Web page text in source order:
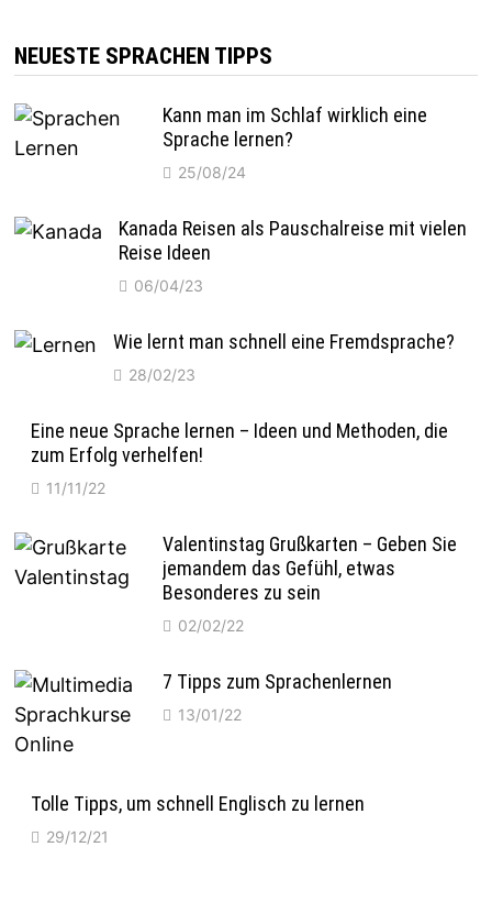
NEUESTE SPRACHEN TIPPS
Kann man im Schlaf wirklich eine
Sprache lernen?
25/08/24
Kanada Reisen als Pauschalreise mit vielen
Reise Ideen
06/04/23
Wie lernt man schnell eine Fremdsprache?
28/02/23
Eine neue Sprache lernen – Ideen und Methoden, die
zum Erfolg verhelfen!
11/11/22
Valentinstag Grußkarten – Geben Sie
jemandem das Gefühl, etwas
Besonderes zu sein
02/02/22
7 Tipps zum Sprachenlernen
13/01/22
Tolle Tipps, um schnell Englisch zu lernen
29/12/21